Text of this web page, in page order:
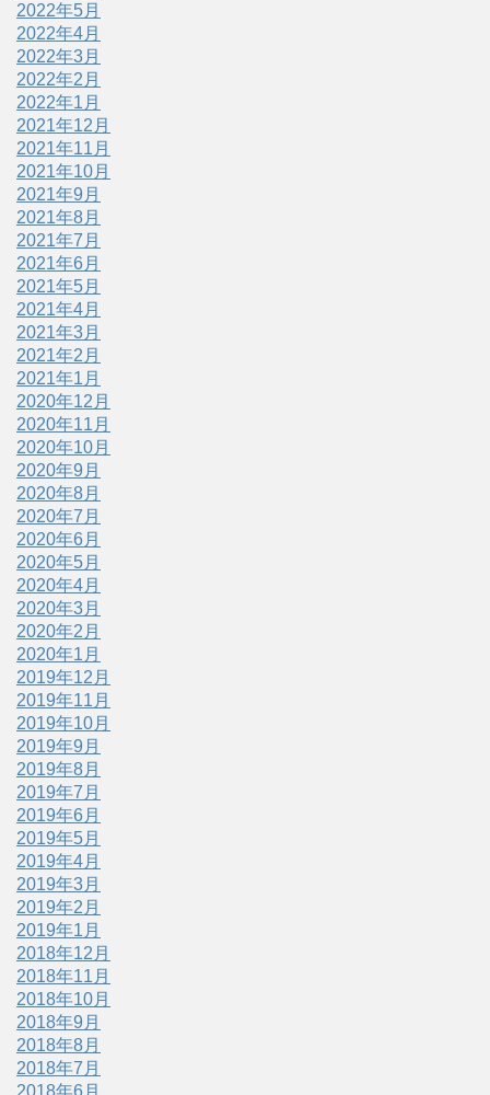
2022年5月
2022年4月
2022年3月
2022年2月
2022年1月
2021年12月
2021年11月
2021年10月
2021年9月
2021年8月
2021年7月
2021年6月
2021年5月
2021年4月
2021年3月
2021年2月
2021年1月
2020年12月
2020年11月
2020年10月
2020年9月
2020年8月
2020年7月
2020年6月
2020年5月
2020年4月
2020年3月
2020年2月
2020年1月
2019年12月
2019年11月
2019年10月
2019年9月
2019年8月
2019年7月
2019年6月
2019年5月
2019年4月
2019年3月
2019年2月
2019年1月
2018年12月
2018年11月
2018年10月
2018年9月
2018年8月
2018年7月
2018年6月